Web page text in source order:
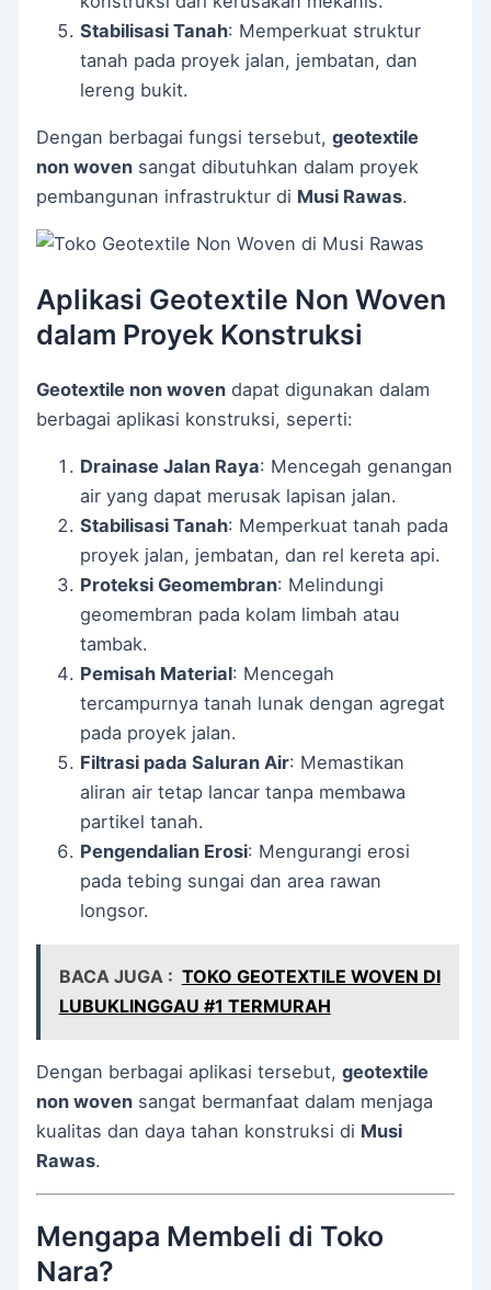
Stabilisasi Tanah: Memperkuat struktur
tanah pada proyek jalan, jembatan, dan
lereng bukit.
Dengan berbagai fungsi tersebut,geotextile
non woven sangat dibutuhkan dalam proyek
pembangunan infrastruktur di Musi Rawas.
Aplikasi Geotextile Non Woven
dalam Proyek Konstruksi
Geotextile non woven dapat digunakan dalam
berbagai aplikasi konstruksi, seperti:
Drainase Jalan Raya: Mencegah genangan
air yang dapat merusak lapisan jalan.
Stabilisasi Tanah: Memperkuat tanah pada
proyek jalan, jembatan, dan rel kereta api.
Proteksi Geomembran: Melindungi
geomembran pada kolam limbah atau
tambak.
Pemisah Material: Mencegah
tercampurnya tanah lunak dengan agregat
pada proyek jalan.
Filtrasi pada Saluran Air: Memastikan
aliran air tetap lancar tanpa membawa
partikel tanah.
Pengendalian Erosi: Mengurangi erosi
pada tebing sungai dan area rawan
longsor.
BACA JUGA : TOKO GEOTEXTILE WOVEN DI
LUBUKLINGGAU #1 TERMURAH
Dengan berbagai aplikasi tersebut,geotextile
non woven sangat bermanfaat dalam menjaga
kualitas dan daya tahan konstruksi di Musi
Rawas.
Mengapa Membeli di Toko
Nara?